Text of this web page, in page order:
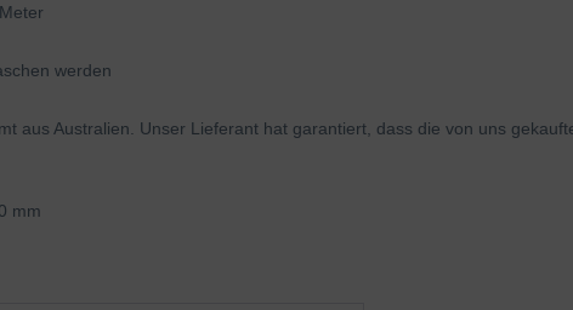
werden
aus Australien. Unser Lieferant hat garantiert, dass die von uns
mm